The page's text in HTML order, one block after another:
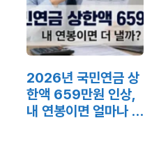
2026년 국민연금 상
한액 659만원 인상,
내 연봉이면 얼마나 더